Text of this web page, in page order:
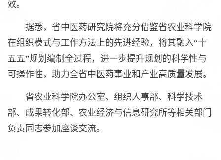
效。
据悉，省中医药研究院将充分借鉴省农业科学院
在组织模式与工作方法上的先进经验，将其融入“十
五五”规划编制全过程，进一步提升规划的科学性与
可操作性，助力全省中医药事业和产业高质量发展。
省农业科学院办公室、组织人事部、科学技术
部、成果转化部、农业经济与信息研究所等相关部门
负责同志参加座谈交流。